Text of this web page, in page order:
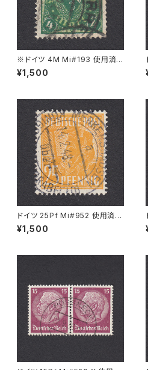
※ドイツ 4M Mi#193 使用済
み切手｜VARREL 30.11.1922
¥1,500
ドイツ 25Pf Mi#952 使用済み
切手｜MERKERSHAUSEN 14.
2.1948
¥1,500